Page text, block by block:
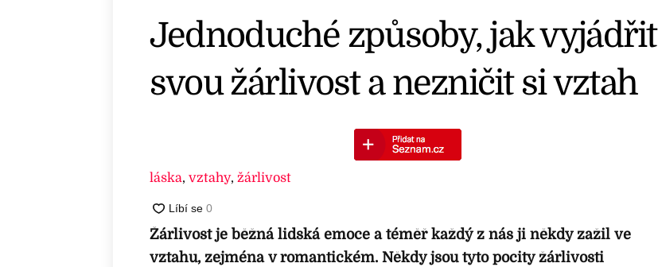
Jednoduché způsoby, jak vyjádřit
svou žárlivost a nezničit si vztah
láska, vztahy, žárlivost
Žárlivost je běžná lidská emoce a téměř každý z nás ji někdy zažil ve
vztahu, zejména v romantickém. Někdy jsou tyto pocity žárlivosti